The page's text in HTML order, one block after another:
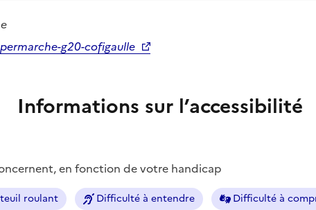
g20-cofigaulle
Informations sur l’accessibilité
en fonction de votre handicap
roulant Difficulté à entendre Difficulté à